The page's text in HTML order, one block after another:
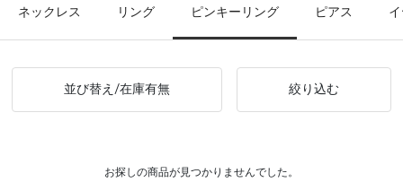
ネックレス リング ピンキーリング ピアス
並び替え/在庫有無 絞り込む
お探しの商品が見つかりませんでした。